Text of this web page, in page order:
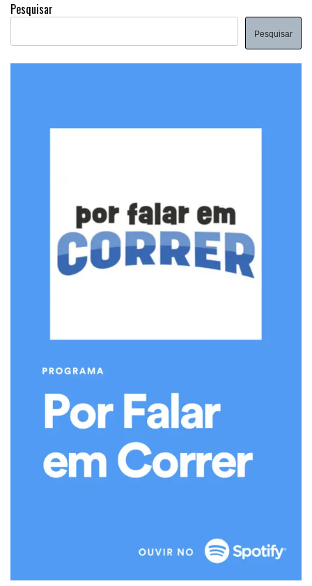
Pesquisar
Pesquisar